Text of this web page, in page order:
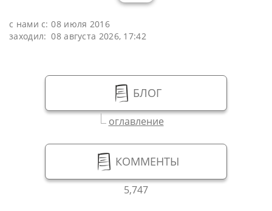
с нами с: 08 июля 2016
заходил: 08 августа 2026, 17:42
БЛОГ
оглавление
КОММЕНТЫ
5,747